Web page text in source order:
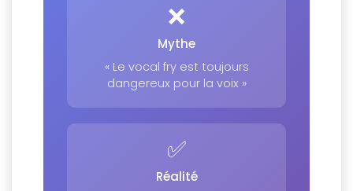
❌
Mythe
« Le vocal fry est toujours
dangereux pour la voix »
✅
Réalité